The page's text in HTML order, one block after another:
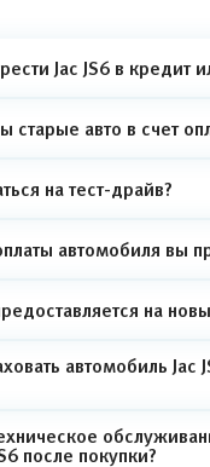
Jac JS6 в кредит
старые авто в счет
на тест-драйв?
автомобиля вы
на
автомобиль Jac
после покупки?